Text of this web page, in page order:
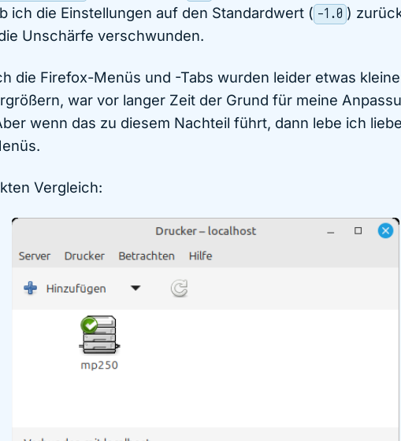
ich die Einstellungen auf den Standardwert ( -1.0 )
Unschärfe verschwunden.
die Firefox-Menüs und -Tabs wurden leider etwas
war vor langer Zeit der Grund für meine
wenn das zu diesem Nachteil führt, dann lebe ich
Vergleich: